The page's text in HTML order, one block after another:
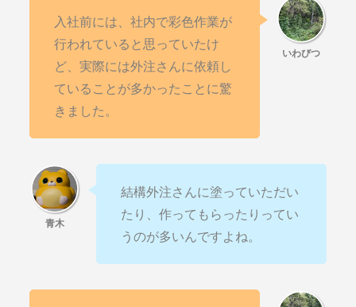
入社前には、社内で彩色作業が
行われていると思っていたけ
ど、実際には外注さんに依頼し
ていることが多かったことに驚
きました。
結構外注さんに塗っていただい
たり、作ってもらったりってい
うのが多いんですよね。